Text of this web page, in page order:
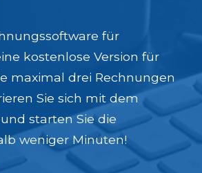
für
kostenlose Version für
maximal drei Rechnungen
Sie sich mit dem
starten Sie die
weniger Minuten!